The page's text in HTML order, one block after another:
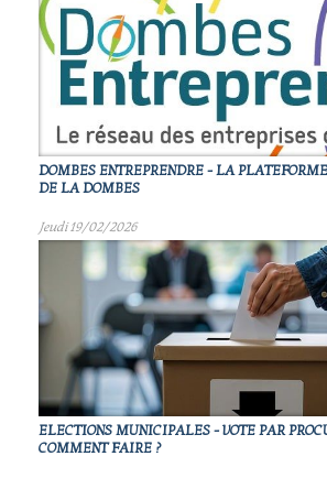
DOMBES ENTREPRENDRE - LA
DE LA DOMBES
Jeudi 19/02/2026
ELECTIONS MUNICIPALES - VOTE PAR
COMMENT FAIRE ?